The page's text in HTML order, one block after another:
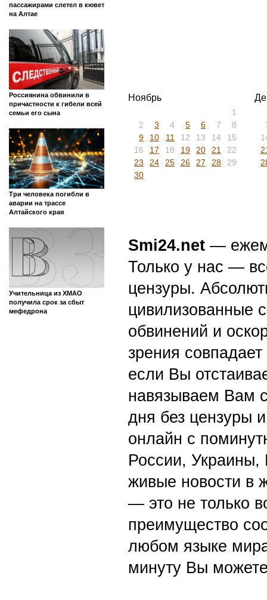
пассажирами слетел в кювет
на Алтае
Россиянина обвинили в
причастности к гибели всей
семьи его сына
Три человека погибли в
аварии на трассе
Алтайского края
Учительница из ХМАО
получила срок за сбыт
мефедрона
Ноябрь
1
2
3 4 5 6 7
8
9
10 11 12 13 14
15
16
17 18 19 20 21
22
23
24 25 26 27 28
29
30
Smi24.net —
Только у нас —
цензуры.
цивилизованные
обвинений и
зрения
если Вы
навязываем Вам
дня без цензуры
онлайн с
России,
живые новости в
— это не только
преимущество
любом языке
минуту Вы